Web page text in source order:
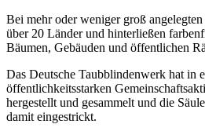
Bei mehr oder weniger groß
über 20 Länder und hinterließen
Bäumen, Gebäuden und öffentlichen
Das Deutsche Taubblindenwerk hat in
öffentlichkeitsstarken
hergestellt und gesammelt und die
damit eingestrickt.